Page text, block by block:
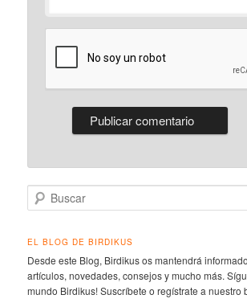
Buscar
EL BLOG DE BIRDIKUS
Desde este Blog, Birdikus os mantendrá
artículos, novedades, consejos y mucho más.
mundo Birdikus! Suscríbete o regístrate a nuestro